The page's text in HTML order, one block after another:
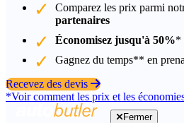
Comparez les prix parmi
partenaires
Économisez jusqu'à 50%*
Gagnez du temps** en
Recevez des devis
*Voir comment les prix et les
Fermer